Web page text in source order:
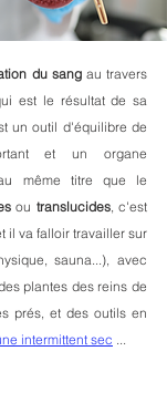
du sang au travers
est le résultat de sa
un outil d'équilibre de
et un organe
même titre que le
ou translucides, c'est
il va falloir travailler sur
sauna...), avec
plantes des reins de
prés, et des outils en
intermittent sec